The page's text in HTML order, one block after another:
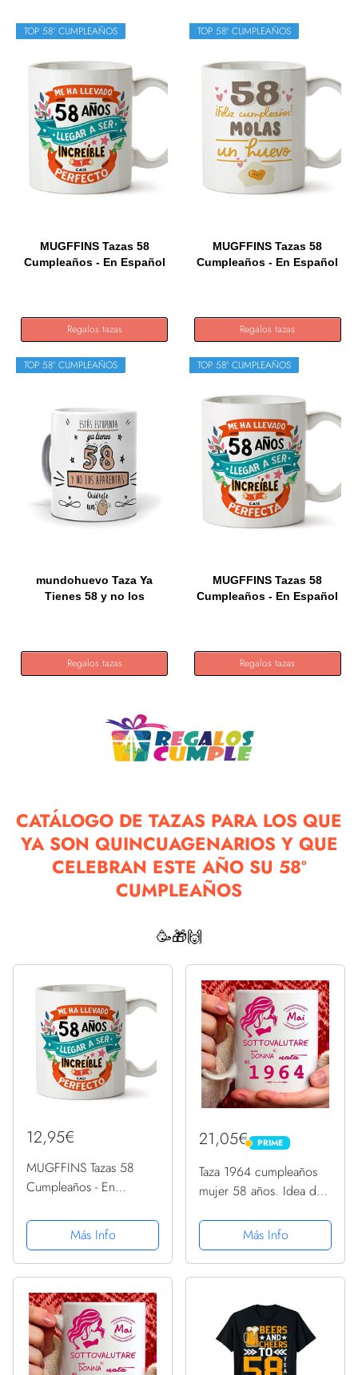
TOP 58º CUMPLEAÑOS
MUGFFINS Tazas 58
Cumpleaños - En Español
Regalos tazas
TOP 58º CUMPLEAÑOS
MUGFFINS Tazas 58
Cumpleaños - En Español
Regalos tazas
TOP 58º CUMPLEAÑOS
mundohuevo Taza Ya
Tienes 58 y no los
Regalos tazas
TOP 58º CUMPLEAÑOS
MUGFFINS Tazas 58
Cumpleaños - En Español
Regalos tazas
CATÁLOGO DE TAZAS PARA LOS QUE
YA SON QUINCUAGENARIOS Y QUE
CELEBRAN ESTE AÑO SU 58º
CUMPLEAÑOS
🥳🎁🙌
12,95€
MUGFFINS Tazas 58
Cumpleaños - En
58 años llegar a ser
increíble - 11 oz - Regalo
original y divertido
Más Info
21,05€ PRIME
PRIME
Taza 1964 cumpleaños
mujer 58 años. Idea de
infravalorar a una mujer
nacida en 1964
Más Info